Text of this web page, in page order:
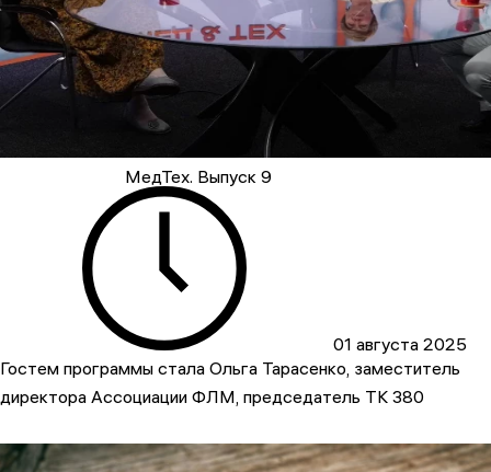
МедТех. Выпуск 9
01 августа 2025
Гостем программы стала Ольга Тарасенко, заместитель
директора Ассоциации ФЛМ, председатель ТК 380